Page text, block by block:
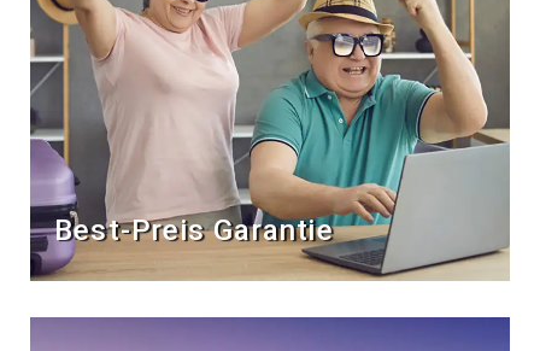
Best-Preis Garantie